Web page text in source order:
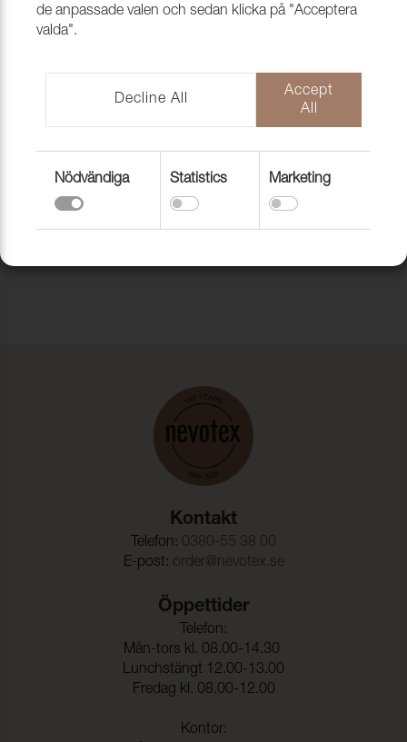
SUPER, 0,3LIT
Kontakt
Telefon: 0380-55 38 00
E-post: order@nevotex.se
Öppettider
Telefon:
Mån-tors kl. 08.00-14.30
Lunchstängt 12.00-13.00
Fredag kl. 08.00-12.00
Kontor:
de anpassade valen och sedan klicka på "Acceptera
valda".
Decline All
Accept
All
Nödvändiga Statistics Marketing